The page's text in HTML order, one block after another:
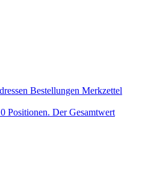
Bestellungen Merkzettel
Positionen. Der Gesamtwert